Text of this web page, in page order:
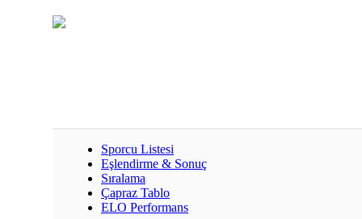
Sporcu Listesi
Eşlendirme & Sonuç
Sıralama
Çapraz Tablo
ELO Performans